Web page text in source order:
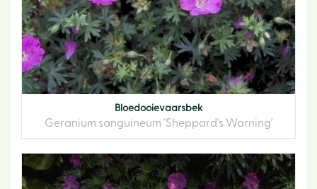
Bloedooievaarsbek
Geranium sanguineum 'Sheppard's Warning'